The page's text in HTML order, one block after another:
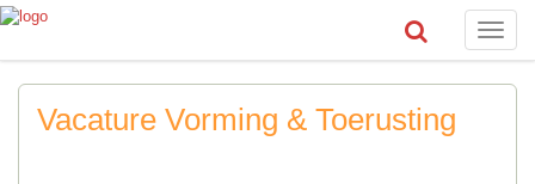
Toggle
Vacature Vorming & Toerusting